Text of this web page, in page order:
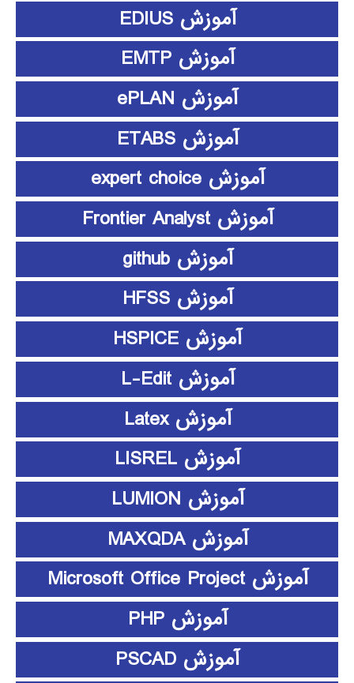
آموزش EDIUS
آموزش EMTP
آموزش ePLAN
آموزش ETABS
آموزش expert choice
آموزش Frontier Analyst
آموزش github
آموزش HFSS
آموزش HSPICE
آموزش L-Edit
آموزش Latex
آموزش LISREL
آموزش LUMION
آموزش MAXQDA
آموزش Microsoft Office Project
آموزش PHP
آموزش PSCAD